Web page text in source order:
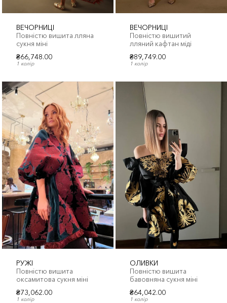
ВЕЧОРНИЦІ
Повністю вишита лляна
сукня міні
₴66,748.00
1 колір
ВЕЧОРНИЦІ
Повністю вишитий
лляний кафтан міді
₴89,749.00
1 колір
РУЖІ
Повністю вишита
оксамитова сукня міні
₴73,062.00
1 колір
ОЛИВКИ
Повністю вишита
бавовняна сукня міні
₴64,042.00
1 колір